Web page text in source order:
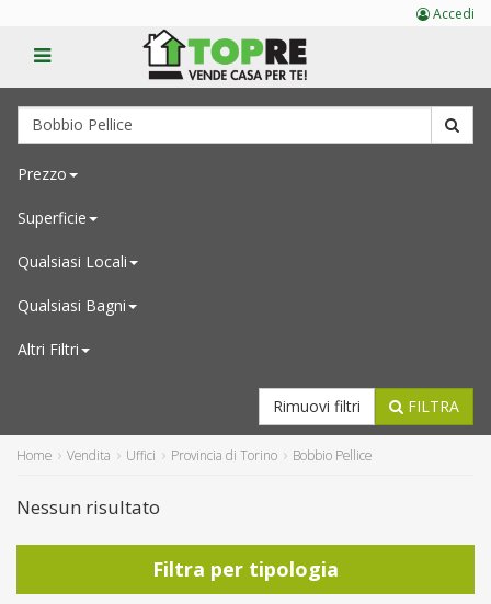
Prezzo
Superficie
Qualsiasi Locali
Qualsiasi Bagni
Altri Filtri
FILTRA
Rimuovi filtri
Home Vendita Uffici Provincia di Torino Bobbio Pellice
Nessun risultato
Filtra per tipologia
Accedi